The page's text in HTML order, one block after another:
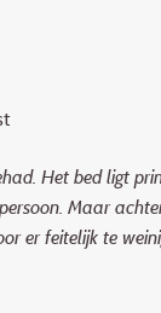
Het bed ligt
Maar
er feitelijk te